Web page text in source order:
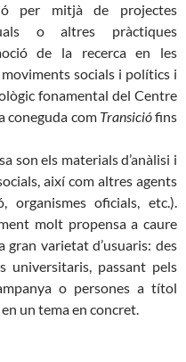
per mitjà de projectes
o altres pràctiques
de la recerca en les
socials i polítics i
fonamental del Centre
coneguda com Transiciófins
son els materials d’anàlisi i
així com altres agents
organismes oficials, etc.).
molt propensa a caure
gran varietat d’usuaris: des
universitaris, passant pels
o persones a títol
un tema en concret.